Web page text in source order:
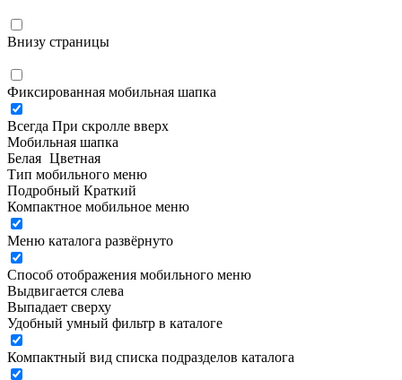
Внизу страницы
Фиксированная мобильная шапка
Всегда При скролле вверх
Мобильная шапка
Белая Цветная
Тип мобильного меню
Подробный Краткий
Компактное мобильное меню
Меню каталога развёрнуто
Способ отображения мобильного меню
Выдвигается слева
Выпадает сверху
Удобный умный фильтр в каталоге
Компактный вид списка подразделов каталога